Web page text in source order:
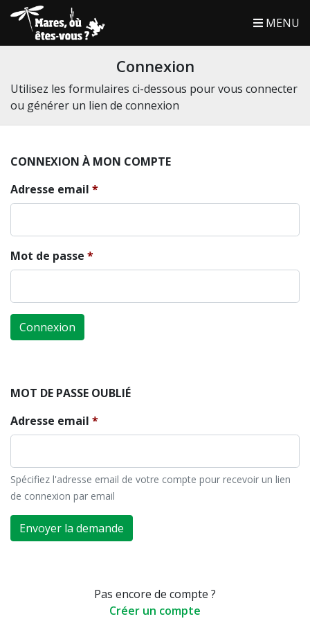
MENU
Connexion
Utilisez les formulaires ci-dessous pour vous connecter
ou générer un lien de connexion
CONNEXION À MON COMPTE
Adresse email
Mot de passe
Connexion
MOT DE PASSE OUBLIÉ
Adresse email
Spécifiez l'adresse email de votre compte pour recevoir un lien
de connexion par email
Envoyer la demande
Pas encore de compte ?
Créer un compte